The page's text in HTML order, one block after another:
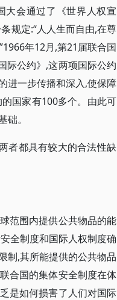
大会通过了《世界人权宣
规定:“人人生而自由,在尊
年12月,第21届联合国
际公约》,这两项国际公约
进一步传播和深入,使保障
国家有100多个。由此可
。
者都具有较大的合法性缺
范围内提供公共物品的能
全制度和国际人权制度确
制,其所能提供的公共物品
合国的集体安全制度在体
是如何损害了人们对国际